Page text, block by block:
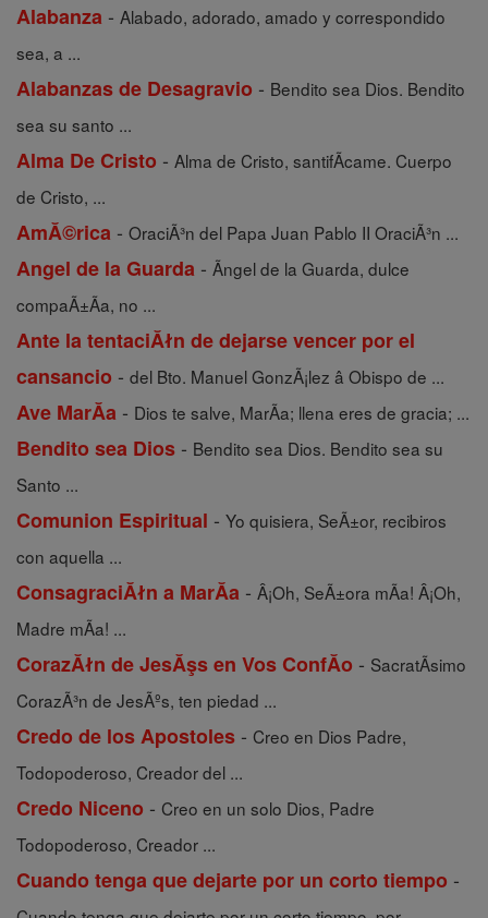
Alabanza - Alabado, adorado, amado y correspondido
sea, a ...
Alabanzas de Desagravio - Bendito sea Dios. Bendito
sea su santo ...
Alma De Cristo - Alma de Cristo, santifÃ­came. Cuerpo
de Cristo, ...
AmĂ©rica - OraciÃ³n del Papa Juan Pablo II OraciÃ³n ...
Angel de la Guarda - Ãngel de la Guarda, dulce
compaÃ±Ã­a, no ...
Ante la tentaciĂłn de dejarse vencer por el
cansancio - del Bto. Manuel GonzÃ¡lez â Obispo de ...
Ave MarĂ­a - Dios te salve, MarÃ­a; llena eres de gracia; ...
Bendito sea Dios - Bendito sea Dios. Bendito sea su
Santo ...
Comunion Espiritual - Yo quisiera, SeÃ±or, recibiros
con aquella ...
ConsagraciĂłn a MarĂ­a - Â¡Oh, SeÃ±ora mÃ­a! Â¡Oh,
Madre mÃ­a! ...
CorazĂłn de JesĂşs en Vos ConfĂ­o - SacratÃ­simo
CorazÃ³n de JesÃºs, ten piedad ...
Credo de los Apostoles - Creo en Dios Padre,
Todopoderoso, Creador del ...
Credo Niceno - Creo en un solo Dios, Padre
Todopoderoso, Creador ...
Cuando tenga que dejarte por un corto tiempo -